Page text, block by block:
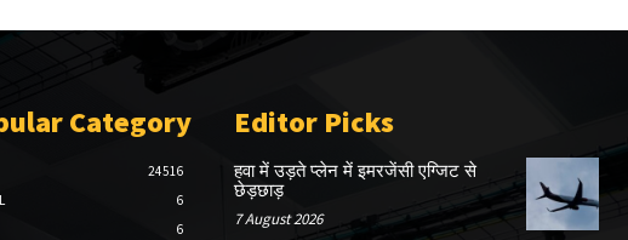
Category
24516
6
6
Editor Picks
हवा में उड़ते प्लेन में इमरजेंसी एग्जिट से
छेड़छाड़
7 August 2026